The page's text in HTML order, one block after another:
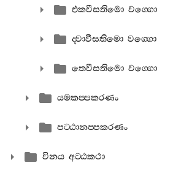
එකවීසතිමො වග‍්ගො
ද‍්වාවීසතිමො වග‍්ගො
තෙවීසතිමො වග‍්ගො
යමකප‍්පකරණං
පට‍්ඨානප‍්පකරණං
විනය අට‍්ඨකථා